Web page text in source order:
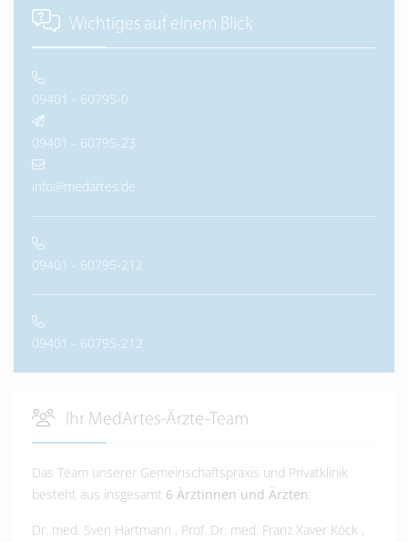
Wichtiges auf einem Blick
09401 - 60795-0
09401 - 60795-23
info@medartes.de
09401 - 60795-212
09401 - 60795-212
Ihr MedArtes-Ärzte-Team
Das Team unserer Gemeinschaftspraxis und Privatklinik
besteht aus insgesamt 6 Ärztinnen und Ärzten:
Dr. med. Sven Hartmann , Prof. Dr. med. Franz Xaver Köck ,